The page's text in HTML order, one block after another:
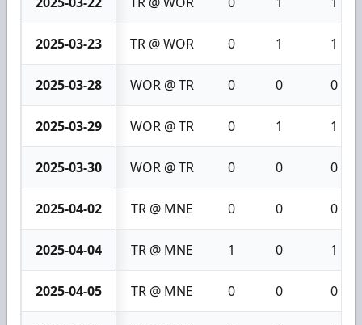
2025-03-23 TR @ WOR 0 1 1
2025-03-28 WOR @ TR 0 0 0
2025-03-29 WOR @ TR 0 1 1
2025-03-30 WOR @ TR 0 0 0
2025-04-02 TR @ MNE 0 0 0
2025-04-04 TR @ MNE 1 0 1
2025-04-05 TR @ MNE 0 0 0